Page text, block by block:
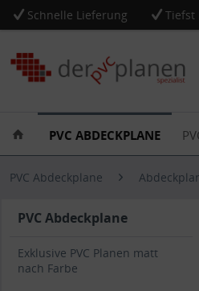
Schnelle Lieferung Tiefst
PVC ABDECKPLANE
PVC Abdeckplane
PVC Abdeckplane
Exklusive PVC Planen matt
nach Farbe